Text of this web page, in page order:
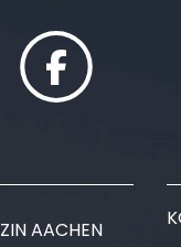
AACHEN